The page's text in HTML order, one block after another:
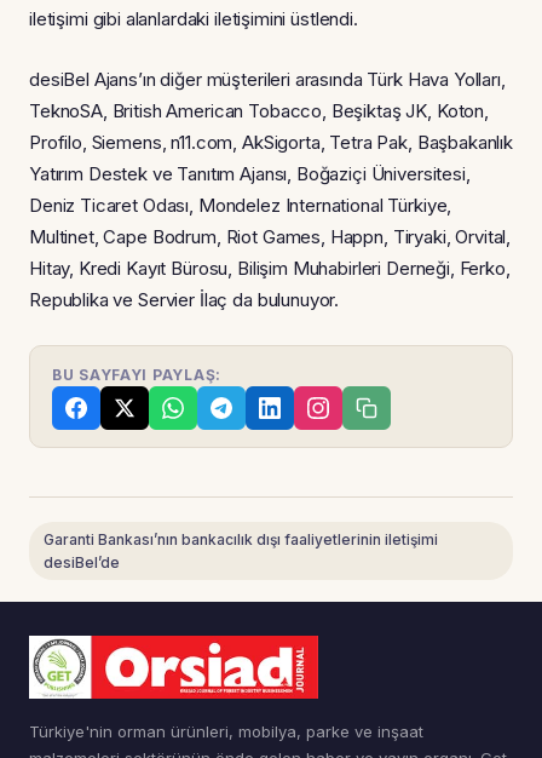
iletişimi gibi alanlardaki iletişimini üstlendi.
desiBel Ajans’ın diğer müşterileri arasında Türk Hava Yolları,
TeknoSA, British American Tobacco, Beşiktaş JK, Koton,
Profilo, Siemens, n11.com, AkSigorta, Tetra Pak, Başbakanlık
Yatırım Destek ve Tanıtım Ajansı, Boğaziçi Üniversitesi,
Deniz Ticaret Odası, Mondelez International Türkiye,
Multinet, Cape Bodrum, Riot Games, Happn, Tiryaki, Orvital,
Hitay, Kredi Kayıt Bürosu, Bilişim Muhabirleri Derneği, Ferko,
Republika ve Servier İlaç da bulunuyor.
BU SAYFAYI PAYLAŞ:
Garanti Bankası’nın bankacılık dışı faaliyetlerinin iletişimi
desiBel’de
Türkiye'nin orman ürünleri, mobilya, parke ve inşaat